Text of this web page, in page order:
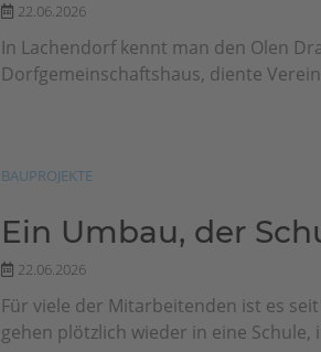
22.06.2026
In Lachendorf kennt man den Olen
Dorfgemeinschaftshaus, diente
BAUPROJEKTE
Ein Umbau, der
22.06.2026
Für viele der Mitarbeitenden ist es
gehen plötzlich wieder in eine Schule,